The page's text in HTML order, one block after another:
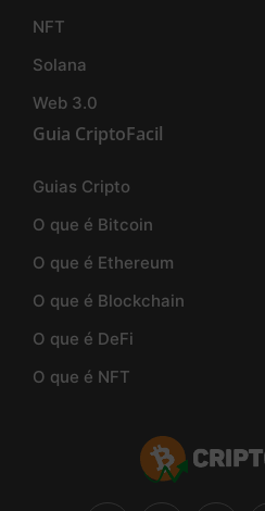
NFT
Solana
Web 3.0
Guia CriptoFacil
Guias Cripto
O que é Bitcoin
O que é Ethereum
O que é Blockchain
O que é DeFi
O que é NFT